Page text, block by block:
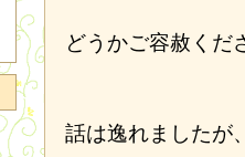
どうかご容赦くだ
話は逸れましたが